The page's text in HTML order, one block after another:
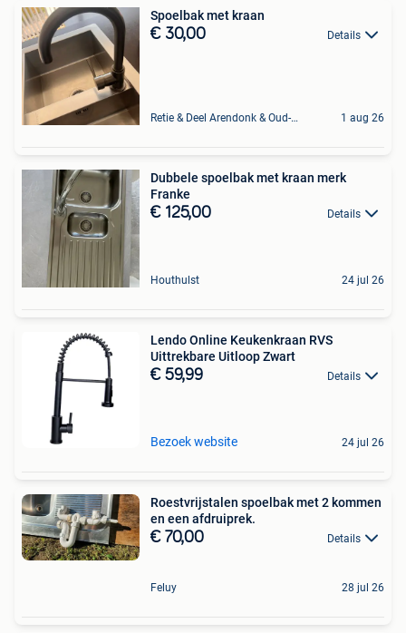
Spoelbak met kraan
€ 30,00 Details
Retie & Deel Arendonk & Oud-Turnhout 1 aug 26
Dubbele spoelbak met kraan merk
Franke
€ 125,00 Details
Houthulst 24 jul 26
Lendo Online Keukenkraan RVS
Uittrekbare Uitloop Zwart
€ 59,99 Details
Bezoek website 24 jul 26
Roestvrijstalen spoelbak met 2 kommen
en een afdruiprek.
€ 70,00 Details
Feluy 28 jul 26